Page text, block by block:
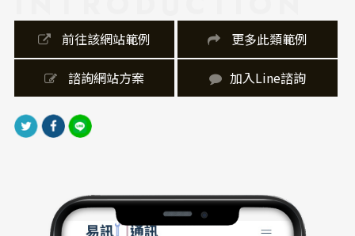
文字內容以清晰條列為主，並輔以箭頭、線條強調導引
性。圖像選擇高對比度產品圖與地圖視覺，讓重要資訊
不易錯過。企業識別CIS設計融合「手機＋工具」意
象，使網站製作與品牌調性一致。
｜網站製作，技術細節
前往該網站範例 更多此類範例
諮詢網站方案 加入Line諮詢